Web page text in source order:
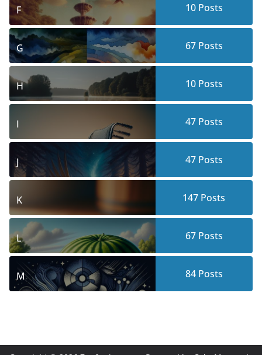
F 10Posts
G 67Posts
H 10Posts
I 47Posts
J 47Posts
K 147 Posts
L 67Posts
M 84Posts